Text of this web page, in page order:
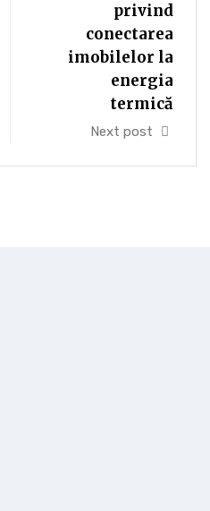
privind
conectarea
imobilelor la
energia
termică
Next post